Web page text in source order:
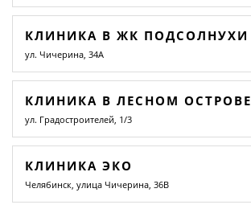
КЛИНИКА В ЖК ПОДСОЛНУХИ
ул. Чичерина, 34А
КЛИНИКА В ЛЕСНОМ ОСТРОВЕ
ул. Градостроителей, 1/3
КЛИНИКА ЭКО
Челябинск, улица Чичерина, 36В